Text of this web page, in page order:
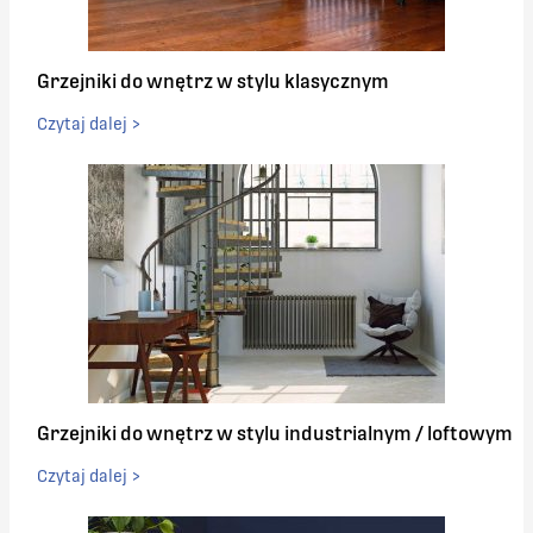
Grzejniki do wnętrz w stylu klasycznym
Czytaj dalej >
Grzejniki do wnętrz w stylu industrialnym / loftowym
Czytaj dalej >